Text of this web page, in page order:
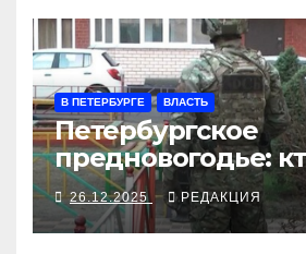
В ПЕТЕРБУРГЕ ВЛАСТЬ
Петербургское
предновогодье:
поджогом, а к
обыском
26.12.2025 РЕДАКЦИЯ